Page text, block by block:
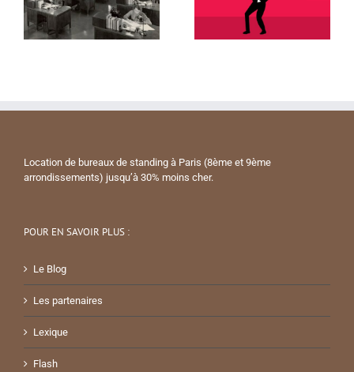
Location de bureaux de standing à Paris (8ème et 9ème
arrondissements) jusqu’à 30% moins cher.
POUR EN SAVOIR PLUS :
Le Blog
Les partenaires
Lexique
Flash